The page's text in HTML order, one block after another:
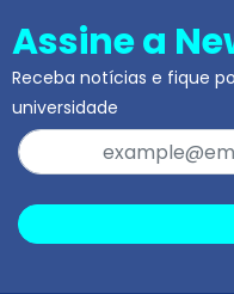
Assine a
Receba notícias e fique
universidade